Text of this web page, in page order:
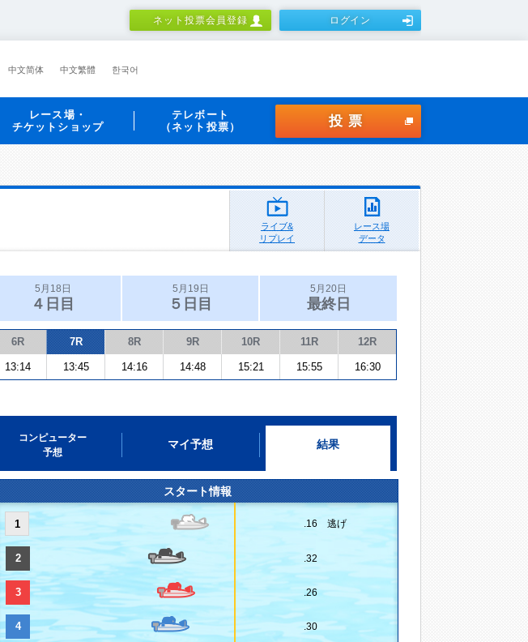
ネット投票会員登録 ログイン
中文简体 中文繁體 한국어
レース場・
チケットショップ
テレボート
（ネット投票）
投票
ライブ&
リプレイ
レース場
データ
5月18日
４日目
5月19日
５日目
5月20日
最終日
6R 7R 8R 9R 10R 11R 12R
13:14 13:45 14:16 14:48 15:21 15:55 16:30
コンピューター
予想
マイ予想 結果
スタート情報
1 .16 逃げ
2 .32
3 .26
4 .30